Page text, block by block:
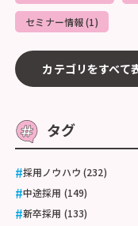
セミナー情報 (1)
カテゴリをすべて
タグ
採用ノウハウ (232)
中途採用 (149)
新卒採用 (133)